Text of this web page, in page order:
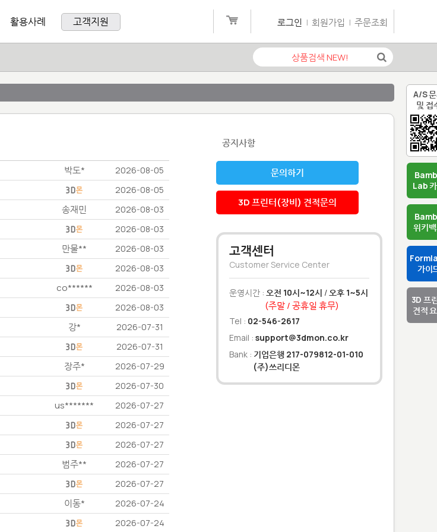
A/S
및 접
Lab
위키
가이
3D 프
견적
활용사례 고객지원 로그인 | 회원가입 | 주문조회
박도* 2026-08-05
2026-08-05
송재민 2026-08-03
2026-08-03
만물** 2026-08-03
2026-08-03
co****** 2026-08-03
2026-08-03
강* 2026-07-31
2026-07-31
장주* 2026-07-29
2026-07-30
us******* 2026-07-27
2026-07-27
2026-07-27
범주** 2026-07-27
2026-07-27
이동* 2026-07-24
2026-07-24
공지사항
문의하기
3D 프린터(장비) 견적문의
고객센터
Customer Service Center
운영시간 : 오전 10시~12시 /오후 1~5시
(주말 / 공휴일 휴무)
Tel : 02-546-2617
Email : support@3dmon.co.kr
Bank : 기업은행 217-079812-01-010
(주)쓰리디몬